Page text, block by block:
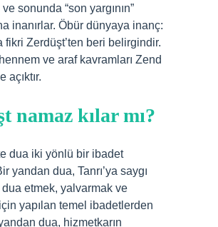
sonunda “son yargının”
inanırlar. Öbür dünyaya inanç:
fikri Zerdüşt’ten beri belirgindir.
ve araf kavramları Zend
açıktır.
namaz kılar mı?
dua iki yönlü bir ibadet
yandan dua, Tanrı’ya saygı
etmek, yalvarmak ve
yapılan temel ibadetlerden
dua, hizmetkarın